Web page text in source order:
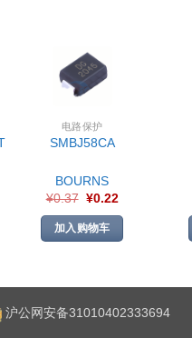
电路保护
SMBJ58CA
BOURNS
¥0.37 ¥0.22
加入购物车
沪公网安备31010402333694